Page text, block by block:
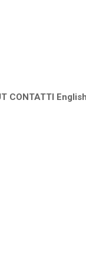
CONTATTI